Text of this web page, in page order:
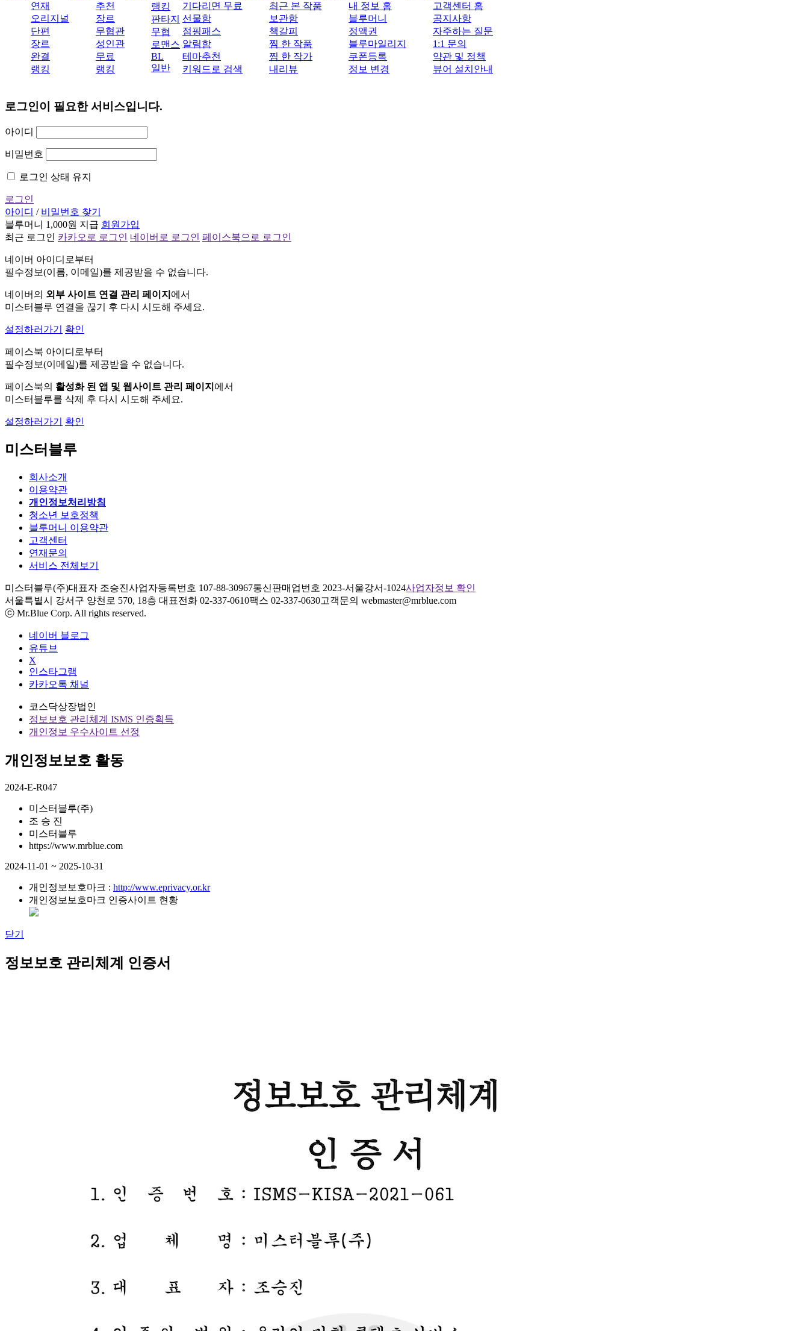
연재
오리지널
단편
장르
완결
랭킹
추천
장르
무협관
성인관
무료
랭킹
랭킹
판타지
무협
로맨스
BL
일반
기다리면 무료
선물함
점핑패스
알림함
테마추천
키워드로 검색
최근 본 작품
보관함
책갈피
찜 한 작품
찜 한 작가
내리뷰
내 정보 홈
블루머니
정액권
블루마일리지
쿠폰등록
정보 변경
고객센터 홈
공지사항
자주하는 질문
1:1 문의
약관 및 정책
뷰어 설치안내
로그인이 필요한 서비스입니다.
아이디
비밀번호
로그인 상태 유지
로그인
아이디 / 비밀번호 찾기
블루머니 1,000원 지급 회원가입
최근 로그인 카카오로 로그인 네이버로 로그인 페이스북으로 로그인
네이버 아이디로부터
필수정보(이름, 이메일)를 제공받을 수 없습니다.
네이버의 외부 사이트 연결 관리 페이지 에서
미스터블루 연결을 끊기 후 다시 시도해 주세요.
설정하러가기 확인
페이스북 아이디로부터
필수정보(이메일)를 제공받을 수 없습니다.
페이스북의 활성화 된 앱 및 웹사이트 관리 페이지 에서
미스터블루를 삭제 후 다시 시도해 주세요.
설정하러가기 확인
미스터블루
회사소개
이용약관
개인정보처리방침
청소년 보호정책
블루머니 이용약관
고객센터
연재문의
서비스 전체보기
미스터블루(주)대표자 조승진사업자등록번호 107-88-30967통신판매업번호 2023-서울강서-1024사업자정보 확인
서울특별시 강서구 양천로 570, 18층 대표전화 02-337-0610팩스 02-337-0630고객문의 webmaster@mrblue.com
ⓒ Mr.Blue Corp. All rights reserved.
네이버 블로그
유튜브
X
인스타그램
카카오톡 채널
코스닥상장법인
정보보호 관리체계 ISMS 인증획득
개인정보 우수사이트 선정
개인정보보호 활동
2024-E-R047
미스터블루(주)
조 승 진
미스터블루
https://www.mrblue.com
2024-11-01 ~ 2025-10-31
개인정보보호마크 : http://www.eprivacy.or.kr
개인정보보호마크 인증사이트 현황
닫기
정보보호 관리체계 인증서